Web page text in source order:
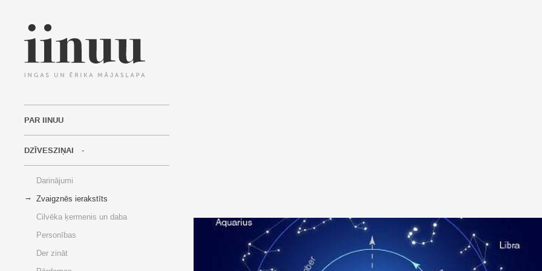
PAR IINUU
DZĪVESZIŅAI
Darinājumi
Zvaigznēs ierakstīts
Cilvēka ķermenis un daba
Personības
Der zināt